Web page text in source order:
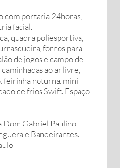
com portaria 24horas,
facial.
quadra poliesportiva,
fornos para
de jogos e campo de
ao ar livre,
feirinha noturna, mini
de frios Swift. Espaço
Dom Gabriel Paulino
e Bandeirantes.